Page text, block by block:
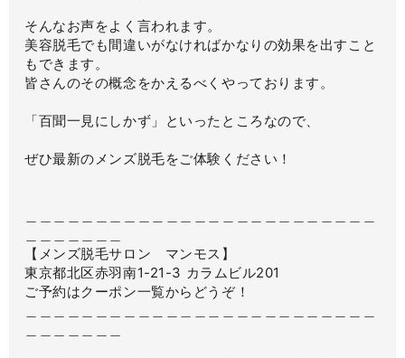
そんなお声をよく言われます。
美容脱毛でも間違いがなければかなりの効果を出すこと
もできます。
皆さんのその概念をかえるべくやっております。
「百聞一見にしかず」といったところなので、
ぜひ最新のメンズ脱毛をご体験ください！
【メンズ脱毛サロン マンモス】
東京都北区赤羽南1-21-3 カラムビル201
ご予約はクーポン一覧からどうぞ！